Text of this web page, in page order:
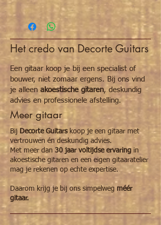
Het credo van Decorte Guitars
Een gitaar koop je bij een specialist of
bouwer, niet zomaar ergens. Bij ons vind
je alleen akoestische gitaren, deskundig
advies en professionele afstelling.
Meer gitaar
Bij Decorte Guitarskoop je een gitaar met
vertrouwen én deskundig advies.
Met meer dan 30 jaar voltijdse ervaring in
akoestische gitaren en een eigen gitaaratelier
mag je rekenen op echte expertise.
Daarom krijg je bij ons simpelweg méér
gitaar.